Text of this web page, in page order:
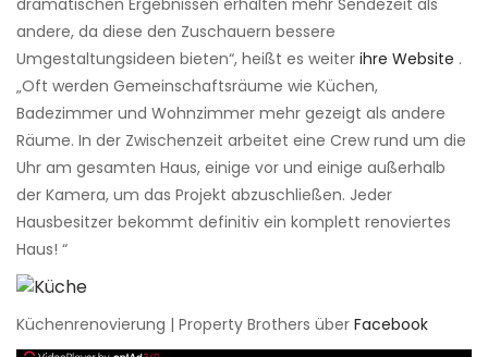
andere, da diese den Zuschauern bessere
Umgestaltungsideen bieten“, heißt es weiter ihre Website .
„Oft werden Gemeinschaftsräume wie Küchen,
Badezimmer und Wohnzimmer mehr gezeigt als andere
Räume. In der Zwischenzeit arbeitet eine Crew rund um die
Uhr am gesamten Haus, einige vor und einige außerhalb
der Kamera, um das Projekt abzuschließen. Jeder
Hausbesitzer bekommt definitiv ein komplett renoviertes
Haus! “
Küchenrenovierung | Property Brothers über Facebook